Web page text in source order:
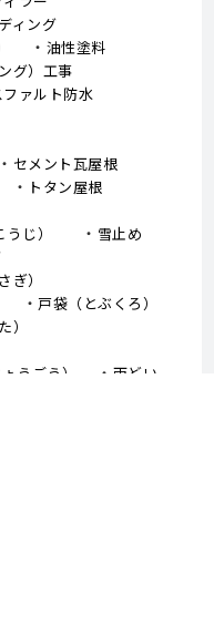
ィング
油性塗料
グ）工事
ファルト防水
セメント瓦屋根
トタン屋根
うじ）
雪止め
ぎ）
戸袋（とぶくろ）
）
うごう）
雨どい